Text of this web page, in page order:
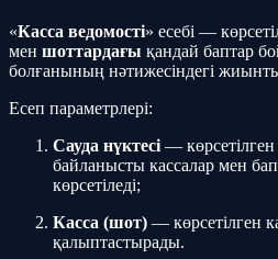
«Касса ведомості» есебі —
мен шоттардағы қандай баптар
болғанының нәтижесіндегі
Есеп параметрлері:
Сауда нүктесі — көрсетілген
байланысты кассалар мен
көрсетіледі;
Касса (шот) — көрсетілген
қалыптастырады.